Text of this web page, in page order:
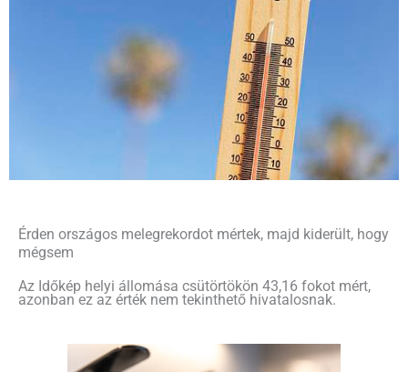
Érden országos melegrekordot mértek, majd kiderült, hogy
mégsem
Az Időkép helyi állomása csütörtökön 43,16 fokot mért,
azonban ez az érték nem tekinthető hivatalosnak.